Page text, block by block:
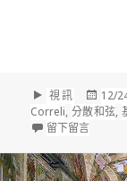
格
式
視訊
發
佈
12/
Correli, 分散和弦,
留下留言在 教